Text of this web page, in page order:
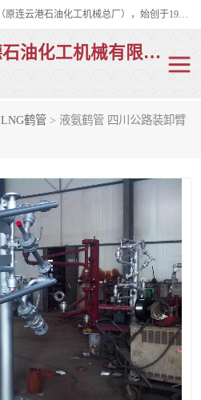
连云港华德石油化工机械有限公司（原连云港石油化工机械总厂），始创于1982年，是从事码头船用流体装卸臂、陆用流体装卸臂（鹤管）、活动梯、钢构平台、定量装车系统等全系列流体装卸设备的设计、制造、销售以及服务的专业供应商。
连云港华德石油化工机械有限公司
LNG鹤管 > 液氨鹤管 四川公路装卸臂
液氯鹤管
活动梯
卸车鹤管
输油臂
火车鹤管
顶部鹤管